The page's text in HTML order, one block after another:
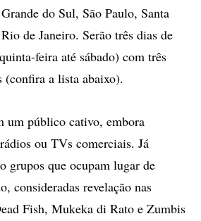
do Sul, São Paulo, Santa
de Janeiro. Serão três dias de
feira até sábado) com três
(confira a lista abaixo).
um público cativo, embora
ou TVs comerciais. Já
grupos que ocupam lugar de
consideradas revelação nas
Fish, Mukeka di Rato e Zumbis